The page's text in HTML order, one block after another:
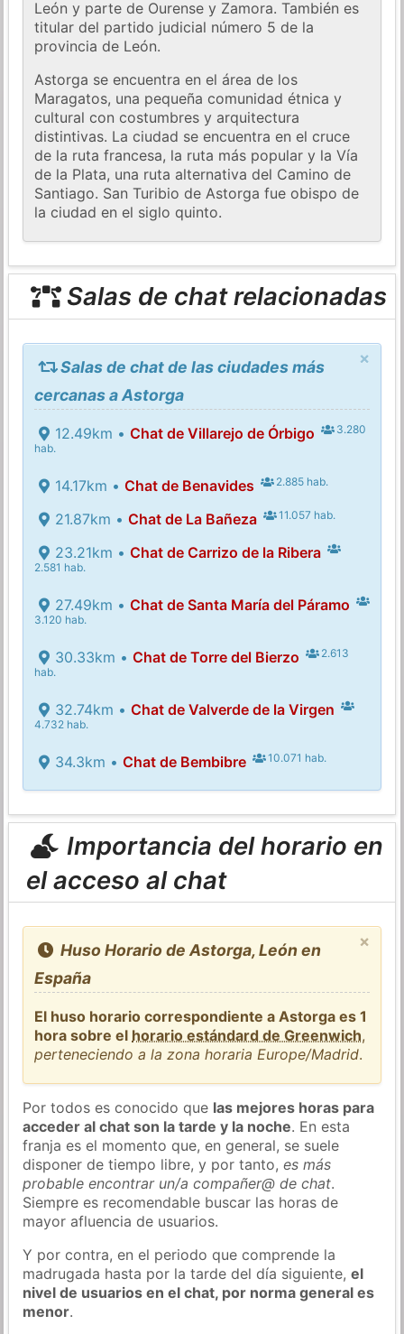
León y parte de Ourense y Zamora. También es
titular del partido judicial número 5 de la
provincia de León.
Astorga se encuentra en el área de los
Maragatos, una pequeña comunidad étnica y
cultural con costumbres y arquitectura
distintivas. La ciudad se encuentra en el cruce
de la ruta francesa, la ruta más popular y la Vía
de la Plata, una ruta alternativa del Camino de
Santiago. San Turibio de Astorga fue obispo de
la ciudad en el siglo quinto.
Salas de chat relacionadas
×
Salas de chat de las ciudades más
cercanas a Astorga
12.49km • Chat de Villarejo de Órbigo
3.280
hab.
14.17km • Chat de Benavides 2.885 hab.
21.87km • Chat de La Bañeza 11.057 hab.
23.21km • Chat de Carrizo de la Ribera
2.581 hab.
27.49km • Chat de Santa María del Páramo
3.120 hab.
30.33km • Chat de Torre del Bierzo
2.613
hab.
32.74km • Chat de Valverde de la Virgen
4.732 hab.
34.3km • Chat de Bembibre 10.071 hab.
Importancia del horario en
el acceso al chat
×
Huso Horario de Astorga, León en
España
El huso horario correspondiente a Astorga es 1
hora sobre el horario estándard de Greenwich,
perteneciendo a la zona horaria Europe/Madrid.
Por todos es conocido que las mejores horas para
acceder al chat son la tarde y la noche. En esta
franja es el momento que, en general, se suele
disponer de tiempo libre, y por tanto,es más
probable encontrar un/a compañer@ de chat.
Siempre es recomendable buscar las horas de
mayor afluencia de usuarios.
Y por contra, en el periodo que comprende la
madrugada hasta por la tarde del día siguiente,el
nivel de usuarios en el chat, por norma general es
menor.